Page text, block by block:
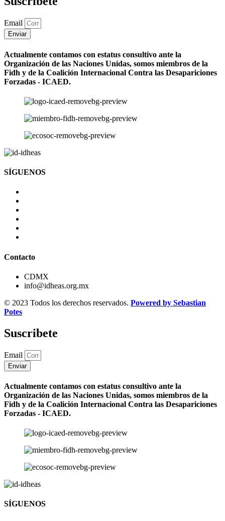
Email
Enviar
Actualmente contamos con estatus consultivo ante la
Organización de las Naciones Unidas, somos miembros de la
Fidh y de la Coalición Internacional Contra las Desapariciones
Forzadas - ICAED.
SÍGUENOS
Contacto
CDMX
info@idheas.org.mx
© 2023 Todos los derechos reservados. Powered by Sebastian
Potes
Suscribete
Email
Enviar
Actualmente contamos con estatus consultivo ante la
Organización de las Naciones Unidas, somos miembros de la
Fidh y de la Coalición Internacional Contra las Desapariciones
Forzadas - ICAED.
SÍGUENOS